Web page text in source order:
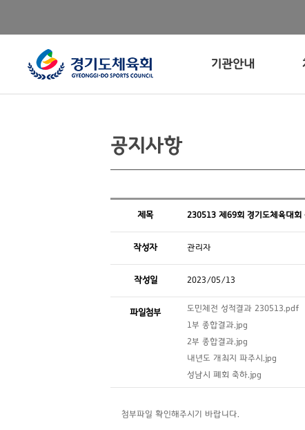
기관안내
공지사항
제목 230513 제69회 경기도체육대회
작성자 관리자
작성일 2023/05/13
파일첨부
도민체전 성적결과 230513.pdf
1부 종합결과.jpg
2부 종합결과.jpg
내년도 개최지 파주시.jpg
성남시 폐회 축하.jpg
첨부파일 확인해주시기 바랍니다.